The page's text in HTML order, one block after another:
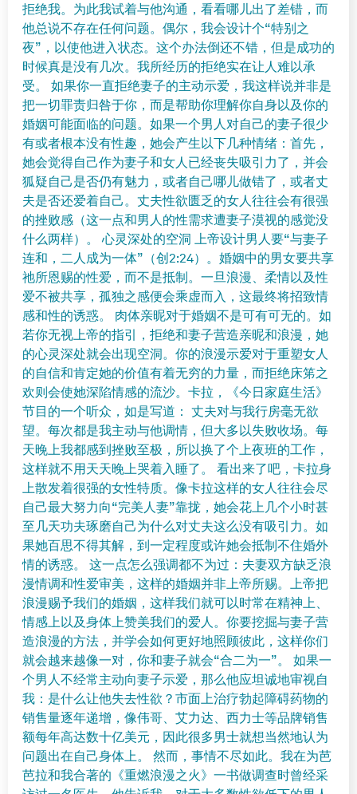
拒绝我。为此我试着与他沟通，看看哪儿出了差错，而
他总说不存在任何问题。偶尔，我会设计个“特别之
夜”，以使他进入状态。这个办法倒还不错，但是成功的
时候真是没有几次。我所经历的拒绝实在让人难以承
受。 如果你一直拒绝妻子的主动示爱，我这样说并非是
把一切罪责归咎于你，而是帮助你理解你自身以及你的
婚姻可能面临的问题。如果一个男人对自己的妻子很少
有或者根本没有性趣，她会产生以下几种情绪：首先，
她会觉得自己作为妻子和女人已经丧失吸引力了，并会
狐疑自己是否仍有魅力，或者自己哪儿做错了，或者丈
夫是否还爱着自己。丈夫性欲匮乏的女人往往会有很强
的挫败感（这一点和男人的性需求遭妻子漠视的感觉没
什么两样）。 心灵深处的空洞 上帝设计男人要“与妻子
连和，二人成为一体”（创2:24）。婚姻中的男女要共享
祂所恩赐的性爱，而不是抵制。一旦浪漫、柔情以及性
爱不被共享，孤独之感便会乘虚而入，这最终将招致情
感和性的诱惑。 肉体亲昵对于婚姻不是可有可无的。如
若你无视上帝的指引，拒绝和妻子营造亲昵和浪漫，她
的心灵深处就会出现空洞。你的浪漫示爱对于重塑女人
的自信和肯定她的价值有着无穷的力量，而拒绝床笫之
欢则会使她深陷情感的流沙。卡拉，《今日家庭生活》
节目的一个听众，如是写道： 丈夫对与我行房毫无欲
望。每次都是我主动与他调情，但大多以失败收场。每
天晚上我都感到挫败至极，所以换了个上夜班的工作，
这样就不用天天晚上哭着入睡了。 看出来了吧，卡拉身
上散发着很强的女性特质。像卡拉这样的女人往往会尽
自己最大努力向“完美人妻”靠拢，她会花上几个小时甚
至几天功夫琢磨自己为什么对丈夫这么没有吸引力。如
果她百思不得其解，到一定程度或许她会抵制不住婚外
情的诱惑。 这一点怎么强调都不为过：夫妻双方缺乏浪
漫情调和性爱审美，这样的婚姻并非上帝所赐。上帝把
浪漫赐予我们的婚姻，这样我们就可以时常在精神上、
情感上以及身体上赞美我们的爱人。你要挖掘与妻子营
造浪漫的方法，并学会如何更好地照顾彼此，这样你们
就会越来越像一对，你和妻子就会“合二为一”。 如果一
个男人不经常主动向妻子示爱，那么他应坦诚地审视自
我：是什么让他失去性欲？市面上治疗勃起障碍药物的
销售量逐年递增，像伟哥、艾力达、西力士等品牌销售
额每年高达数十亿美元，因此很多男士就想当然地认为
问题出在自己身体上。 然而，事情不尽如此。我在为芭
芭拉和我合著的《重燃浪漫之火》一书做调查时曾经采